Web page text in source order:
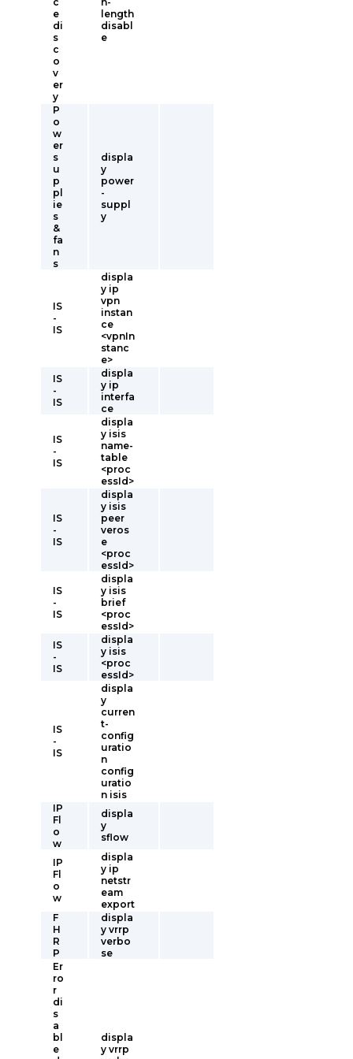
e
di
s
c
o
v
er
y
length
disabl
e
P
o
w
er
s
u
p
pl
ie
s
&
fa
n
s
displa
y
power
-
suppl
y
IS
-
IS
displa
y ip
vpn
instan
ce
<vpnIn
stanc
e>
IS
-
IS
displa
y ip
interfa
ce
IS
-
IS
displa
y isis
name-
table
<proc
essId>
IS
-
IS
displa
y isis
peer
veros
e
<proc
essId>
IS
-
IS
displa
y isis
brief
<proc
essId>
IS
-
IS
displa
y isis
<proc
essId>
IS
-
IS
displa
y
curren
t-
config
uratio
n
config
uratio
n isis
IP
Fl
o
w
displa
y
sflow
IP
Fl
o
w
displa
y ip
netstr
eam
export
F
H
R
P
displa
y vrrp
verbo
se
Er
ro
r
di
s
a
bl
e
displa
y vrrp